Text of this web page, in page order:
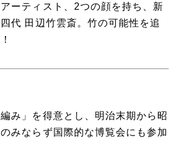
ーティスト、2つの顔を持ち、新
代 田辺竹雲斎。竹の可能性を追
み」を得意とし、明治末期から昭
みならず国際的な博覧会にも参加